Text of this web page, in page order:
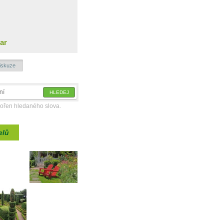
hledaného slova.